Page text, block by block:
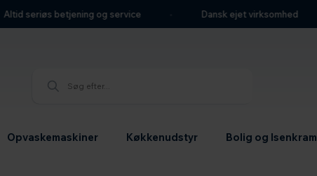
Altid seriøs betjening og service Dansk ejet virksomhed
Opvaskemaskiner Køkkenudstyr Bolig og Isenkram